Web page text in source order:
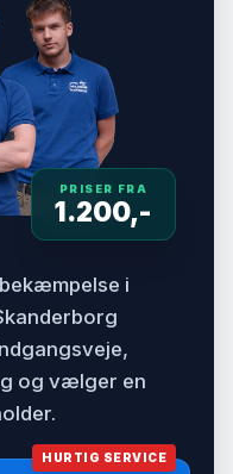
PRISER FRA
1.200,-
i
og vælger en
HURTIG SERVICE